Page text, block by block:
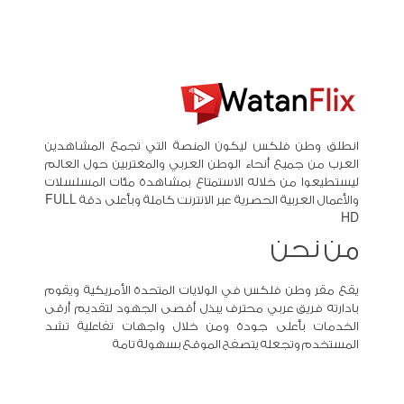
انطلق وطن فلكس ليكون المنصة التي تجمع المشاهدين
العرب من جميع أنحاء الوطن العربي والمغتربين حول العالم
ليستطيعوا من خلاله الاستمتاع بمشاهدة مئات المسلسلات
والأعمال العربية الحصرية عبر الانترنت كاملة وبأعلى دقة FULL
HD
من نحن
يقع مقر وطن فلكس في الولايات المتحدة الأمريكية ويقوم
بادارته فريق عربي محترف يبذل أقصى الجهود لتقديم أرقى
الخدمات بأعلى جودة ومن خلال واجهات تفاعلية تشد
المستخدم وتجعله يتصفح الموقع بسهولة تامة